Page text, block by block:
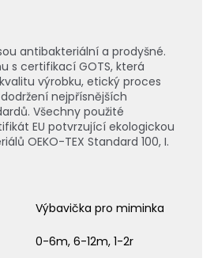
antibakteriální a prodyšné.
s certifikací GOTS, která
výrobku, etický proces
nejpřísnějších
Všechny použité
EU potvrzující ekologickou
OEKO-TEX Standard 100, I.
Výbavička pro miminka
0-6m, 6-12m, 1-2r